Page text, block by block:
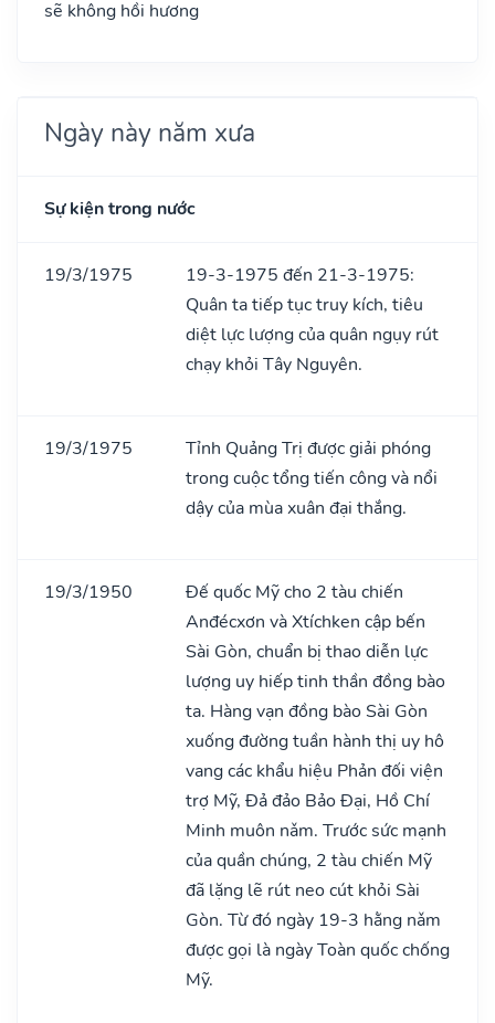
sẽ không hồi hương
Ngày này năm xưa
Sự kiện trong nước
19/3/1975
19-3-1975 đến 21-3-1975:
Quân ta tiếp tục truy kích, tiêu
diệt lực lượng của quân ngụy rút
chạy khỏi Tây Nguyên.
19/3/1975
Tỉnh Quảng Trị được giải phóng
trong cuộc tổng tiến công và nổi
dậy của mùa xuân đại thắng.
19/3/1950
Đế quốc Mỹ cho 2 tàu chiến
Anđécxơn và Xtíchken cập bến
Sài Gòn, chuẩn bị thao diễn lực
lượng uy hiếp tinh thần đồng bào
ta. Hàng vạn đồng bào Sài Gòn
xuống đường tuần hành thị uy hô
vang các khẩu hiệu Phản đối viện
trợ Mỹ, Đả đảo Bảo Đại, Hồ Chí
Minh muôn nǎm. Trước sức mạnh
của quần chúng, 2 tàu chiến Mỹ
đã lặng lẽ rút neo cút khỏi Sài
Gòn. Từ đó ngày 19-3 hằng nǎm
được gọi là ngày Toàn quốc chống
Mỹ.